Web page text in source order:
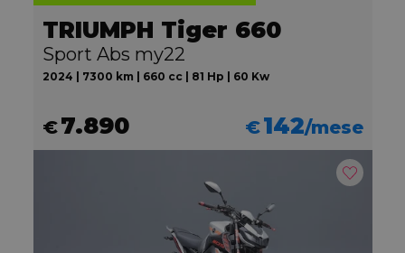
TRIUMPH Tiger 660
Sport Abs my22
2024 | 7300 km | 660 cc | 81 Hp | 60 Kw
€7.890 €142/mese